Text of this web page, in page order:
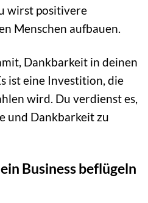
wirst positivere
Menschen aufbauen.
Dankbarkeit in deinen
ist eine Investition, die
wird. Du verdienst es,
und Dankbarkeit zu
Business beflügeln